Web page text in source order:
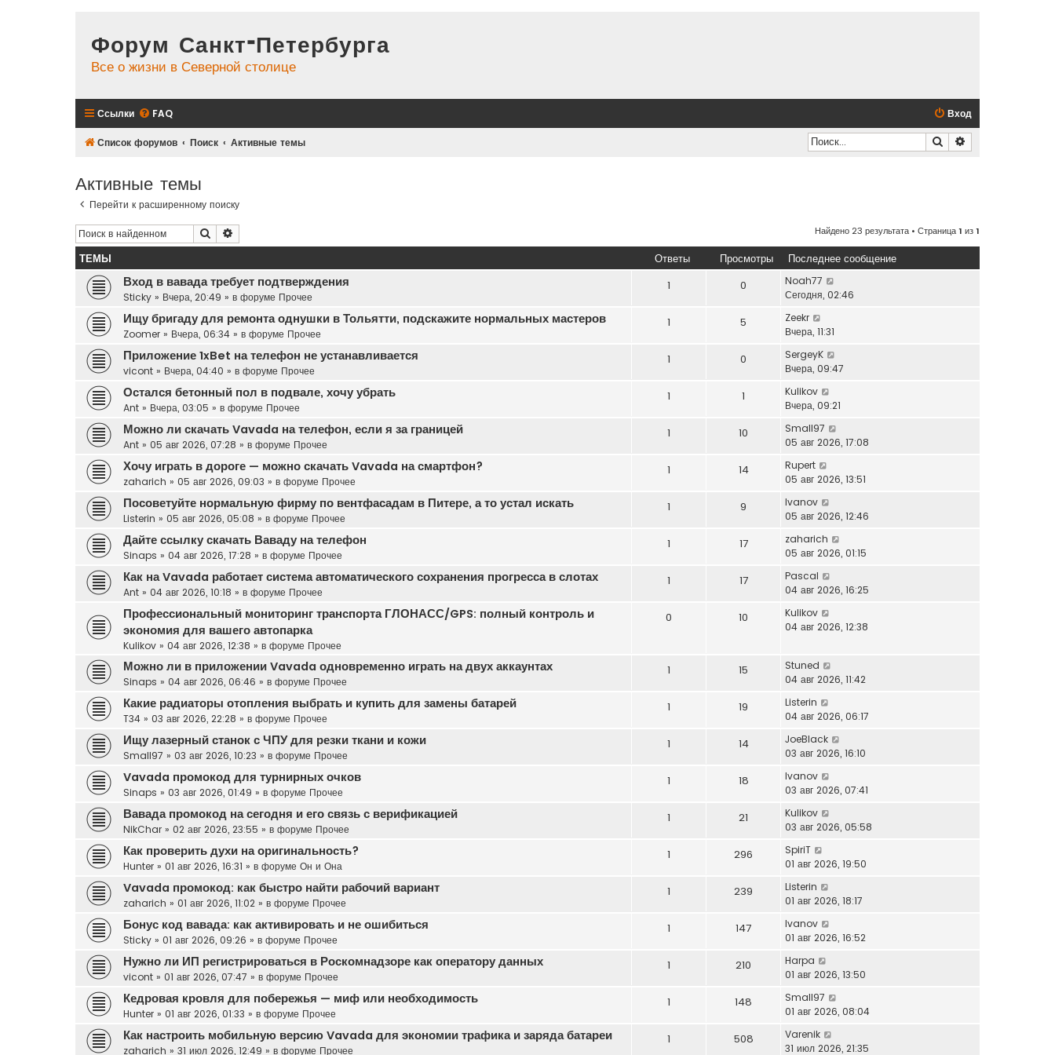
Форум Санкт-Петербурга
Все о жизни в Северной столице
Ссылки FAQ Вход
Список форумов Поиск Активные темы Поиск
Активные темы
Перейти к расширенному поиску
Поиск Найдено 23 результата • Страница1 из1
ТЕМЫ Ответы Просмотры Последнее сообщение
Вход в вавада требует подтверждения
Sticky » Вчера, 20:49 » в форуме Прочее
1 0
Noah77
Сегодня, 02:46
Ищу бригаду для ремонта однушки в Тольятти, подскажите нормальных мастеров
Zoomer » Вчера, 06:34 » в форуме Прочее
1 5
Zeekr
Вчера, 11:31
Приложение 1xBet на телефон не устанавливается
vicont » Вчера, 04:40 » в форуме Прочее
1 0
SergeyK
Вчера, 09:47
Остался бетонный пол в подвале, хочу убрать
Ant » Вчера, 03:05 » в форуме Прочее
1 1
Kulikov
Вчера, 09:21
Можно ли скачать Vavada на телефон, если я за границей
Ant » 05 авг 2026, 07:28 » в форуме Прочее
1 10
Small97
05 авг 2026, 17:08
Хочу играть в дороге — можно скачать Vavada на смартфон?
zaharich » 05 авг 2026, 09:03 » в форуме Прочее
1 14
Rupert
05 авг 2026, 13:51
Посоветуйте нормальную фирму по вентфасадам в Питере, а то устал искать
Listerin » 05 авг 2026, 05:08 » в форуме Прочее
1 9
Ivanov
05 авг 2026, 12:46
Дайте ссылку скачать Ваваду на телефон
Sinaps » 04 авг 2026, 17:28 » в форуме Прочее
1 17
zaharich
05 авг 2026, 01:15
Как на Vavada работает система автоматического сохранения прогресса в слотах
Ant » 04 авг 2026, 10:18 » в форуме Прочее
1 17
Pascal
04 авг 2026, 16:25
Профессиональный мониторинг транспорта ГЛОНАСС/GPS: полный контроль и
экономия для вашего автопарка
Kulikov » 04 авг 2026, 12:38 » в форуме Прочее
0 10
Kulikov
04 авг 2026, 12:38
Можно ли в приложении Vavada одновременно играть на двух аккаунтах
Sinaps » 04 авг 2026, 06:46 » в форуме Прочее
1 15
Stuned
04 авг 2026, 11:42
Какие радиаторы отопления выбрать и купить для замены батарей
T34 » 03 авг 2026, 22:28 » в форуме Прочее
1 19
Listerin
04 авг 2026, 06:17
Ищу лазерный станок с ЧПУ для резки ткани и кожи
Small97 » 03 авг 2026, 10:23 » в форуме Прочее
1 14
JoeBlack
03 авг 2026, 16:10
Vavada промокод для турнирных очков
Sinaps » 03 авг 2026, 01:49 » в форуме Прочее
1 18
Ivanov
03 авг 2026, 07:41
Вавада промокод на сегодня и его связь с верификацией
NikChar » 02 авг 2026, 23:55 » в форуме Прочее
1 21
Kulikov
03 авг 2026, 05:58
Как проверить духи на оригинальность?
Hunter » 01 авг 2026, 16:31 » в форуме Он и Она
1 296
SpiriT
01 авг 2026, 19:50
Vavada промокод: как быстро найти рабочий вариант
zaharich » 01 авг 2026, 11:02 » в форуме Прочее
1 239
Listerin
01 авг 2026, 18:17
Бонус код вавада: как активировать и не ошибиться
Sticky » 01 авг 2026, 09:26 » в форуме Прочее
1 147
Ivanov
01 авг 2026, 16:52
Нужно ли ИП регистрироваться в Роскомнадзоре как оператору данных
vicont » 01 авг 2026, 07:47 » в форуме Прочее
1 210
Harpa
01 авг 2026, 13:50
Кедровая кровля для побережья — миф или необходимость
Hunter » 01 авг 2026, 01:33 » в форуме Прочее
1 148
Small97
01 авг 2026, 08:04
Как настроить мобильную версию Vavada для экономии трафика и заряда батареи
zaharich » 31 июл 2026, 12:49 » в форуме Прочее
1 508
Varenik
31 июл 2026, 21:35